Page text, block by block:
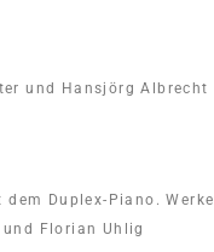
und Hansjörg Albrecht
Duplex-Piano.
Florian Uhlig